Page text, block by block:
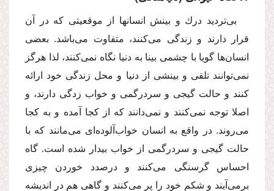
بى‌تردید درك و بینش انسانها از موقعیتى كه در آن
قرار دارند و زندگى مى‌كنند، متفاوت مى‌باشد. بعضى
انسان‌ها گویا با چشمى بینا به دنیا نگاه نمى‌كنند، لذا هرگز
نمى‌توانند تلقى و بینشى از دنیا و محل زندگى خود ارائه
كنند و حالت گیجى و سردرگمى و خواب زدگى دارند، و
اصلا توجه نمى‌كنند و نمى‌دانند كه از كجا آمده و به كجا
مى‌روند. در واقع به انسان خواب‌آلوده‌اى مى‌مانند كه با
حالت گیجى و سردرگمى از خواب بیدار شده است. گاه
احساس گرسنگى مى‌كنند و درصدد خوردن چیزى
برمى‌آیند و شكم خود را پر مى‌كنند و گاهى هم در اندیشه